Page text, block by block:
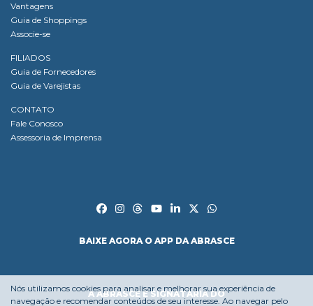
Vantagens
Guia de Shoppings
Associe-se
FILIADOS
Guia de Fornecedores
Guia de Varejistas
CONTATO
Fale Conosco
Assessoria de Imprensa
BAIXE AGORA O APP DA ABRASCE
A ABRASCE É SIGNATÁRIA DO
Nós utilizamos cookies para analisar e melhorar sua experiência de
navegação e recomendar conteúdos de seu interesse. Ao navegar pelo